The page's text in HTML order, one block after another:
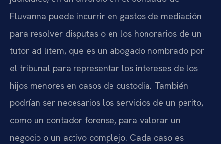
Fluvanna puede incurrir en gastos de mediación
para resolver disputas o en los honorarios de un
tutor ad litem, que es un abogado nombrado por
el tribunal para representar los intereses de los
hijos menores en casos de custodia. También
podrían ser necesarios los servicios de un perito,
como un contador forense, para valorar un
negocio o un activo complejo. Cada caso es